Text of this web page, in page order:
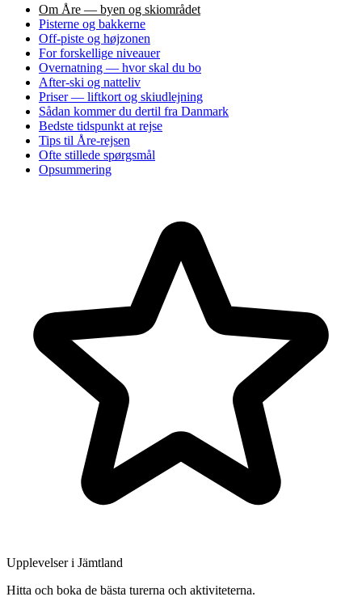
Om Åre — byen og skiområdet
Pisterne og bakkerne
Off-piste og højzonen
For forskellige niveauer
Overnatning — hvor skal du bo
After-ski og natteliv
Priser — liftkort og skiudlejning
Sådan kommer du dertil fra Danmark
Bedste tidspunkt at rejse
Tips til Åre-rejsen
Ofte stillede spørgsmål
Opsummering
Upplevelser i Jämtland
Hitta och boka de bästa turerna och aktiviteterna.